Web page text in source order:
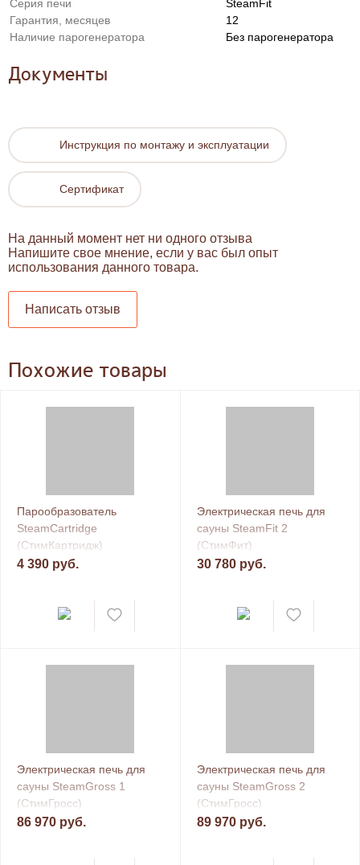
Серия печи
SteamFit
Гарантия, месяцев
12
Наличие парогенератора
Без парогенератора
Документы
Инструкция по монтажу и эксплуатации
Сертификат
На данный момент нет ни одного отзыва
Напишите свое мнение, если у вас был опыт
использования данного товара.
Написать отзыв
Похожие товары
Парообразователь
SteamCartridge
(СтимКартридж)
4 390 руб.
Электрическая печь для
сауны SteamFit 2
(СтимФит)
30 780 руб.
Электрическая печь для
сауны SteamGross 1
(СтимГросс)
86 970 руб.
Электрическая печь для
сауны SteamGross 2
(СтимГросс)
89 970 руб.